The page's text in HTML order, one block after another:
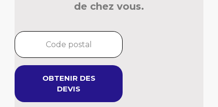
de chez vous.
OBTENIR DES
DEVIS